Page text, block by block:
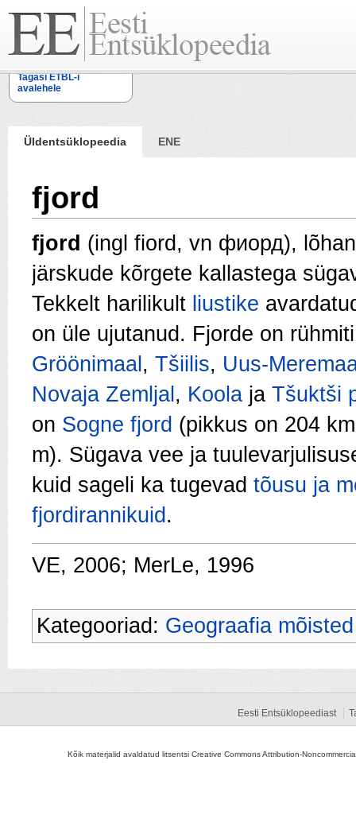
Tagasi ETBL-i
avalehele
Üldentsüklopeedia ENE
fjord
fjord (ingl fiord, vn фиорд),
järskude kõrgete kallastega
Tekkelt harilikult liustike
on üle ujutanud. Fjorde on
Gröönimaal , Tšiilis, Uus-
Novaja Zemljal , Koola ja Tšuktši
on Sogne fjord (pikkus on 204
m). Sügava vee ja
kuid sageli ka tugevad tõusu ja
fjordirannikuid .
VE, 2006; MerLe, 1996
Kategooriad: Geograafia mõisted
Eesti Entsüklopeediast
Kõik materjalid avaldatud litsentsi Creative Commons Attribution-